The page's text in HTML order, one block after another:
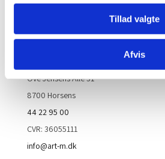
Tillad valgte
Afvis
Handelsbetingelser
Ove Jensens Allé 31
8700 Horsens
44 22 95 00
CVR: 36055111
info@art-m.dk